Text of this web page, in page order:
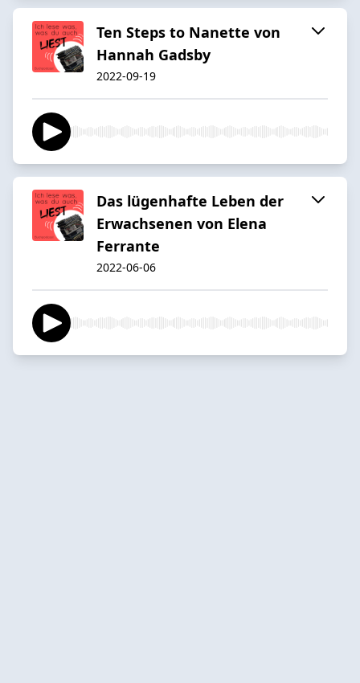
Ten Steps to Nanette von
Hannah Gadsby
2022-09-19
Das lügenhafte Leben der
Erwachsenen von Elena
Ferrante
2022-06-06